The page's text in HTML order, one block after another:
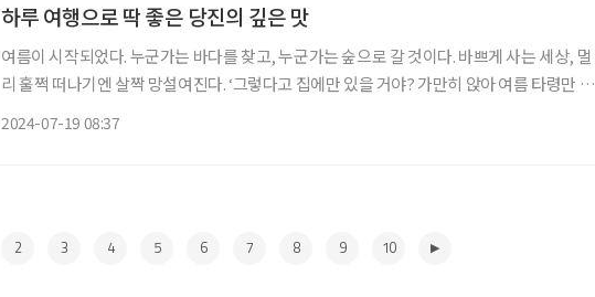
하루 여행으로 딱 좋은 당진의 깊은 맛
여름이 시작되었다. 누군가는 바다를 찾고, 누군가는 숲으로 갈 것이다. 바쁘게 사는 세상, 멀
리 훌쩍 떠나기엔 살짝 망설여진다. ‘그렇다고 집에만 있을 거야? 가만히 앉아 여름 타령만 하
2024-07-19 08:37
2 3 4 5 6 7 8 9 10